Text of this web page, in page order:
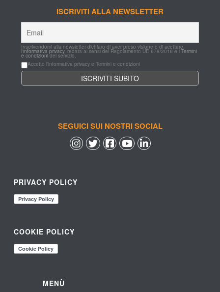
ISCRIVITI ALLA NEWSLETTER
Inscrivendomi alla newsletter dichiaro di aver preso visione e di acettare
l'informativa privacy, redata ai sensi del Regolamento UE 679/2016 e i Termini
e condizioni del servizio.
Accetto l'informativa privacy e Termini e condizioni
SEGUICI SUI NOSTRI SOCIAL
PRIVACY POLICY
COOKIE POLICY
MENÙ